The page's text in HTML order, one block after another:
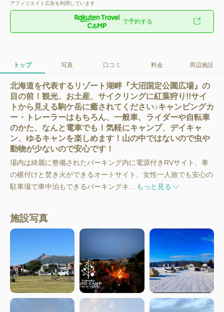
アフィリエイト広告を利用しています
で予約する
トップ 写真 口コミ 料金 周辺施設
北海道を代表するリゾート湖畔『大沼国定公園広場』の
目の前！観光、お土産、サイクリングに紅葉狩り!!サイ
トから見える駒ケ岳に癒されてください♪キャンピングカ
ー・トレーラーはもちろん、一般車、ライダーや自転車
のかた、なんと電車でも！気軽にキャンプ、デイキャ
ン、ゆるキャンを楽しめます！山の中ではないので虫や
動物が少ないので安心です！
場内は綺麗に整備されたパーキング内に電源付きRVサイト、車
の横付けと焚き火ができるオートサイト、女性一人旅でも安心の
駐車場で車中泊もできるパーキングキ...
もっと見る
施設写真